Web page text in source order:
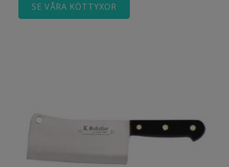
SE VÅRA KÖTTYXOR